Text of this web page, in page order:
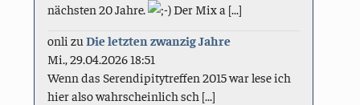
nächsten 20 Jahre.
Der Mix a [...]
onli zuDie letzten zwanzig Jahre
Mi., 29.04.2026 18:51
Wenn das Serendipitytreffen 2015 war lese ich
hier also wahrscheinlich sch [...]